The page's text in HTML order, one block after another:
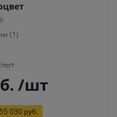
(1)
/шт
/шт
030 руб.